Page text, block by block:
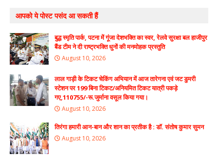
आपको ये पोस्ट पसंद आ सकती हैं
बुद्ध स्मृति पार्क, पटना में गूंजा देशभक्ति का स्वर, रेलवे सुरक्षा बल हाजीपुर
बैंड टीम ने दी राष्ट्रभक्ति धुनों की मनमोहक प्रस्तुति
August 10, 2026
लाल गाड़ी के टिकट चेकिंग अभियान में आज तारेगना एवं जट डुमरी
स्टेशन पर 199 बिना टिकट/अनियमित टिकट यात्री पकड़े
गए,110755/-रू.जुर्माना वसूल किया गया।
August 10, 2026
तिरंगा हमारी आन-बान और शान का प्रतीक है : डॉ. संतोष कुमार सुमन
August 10, 2026